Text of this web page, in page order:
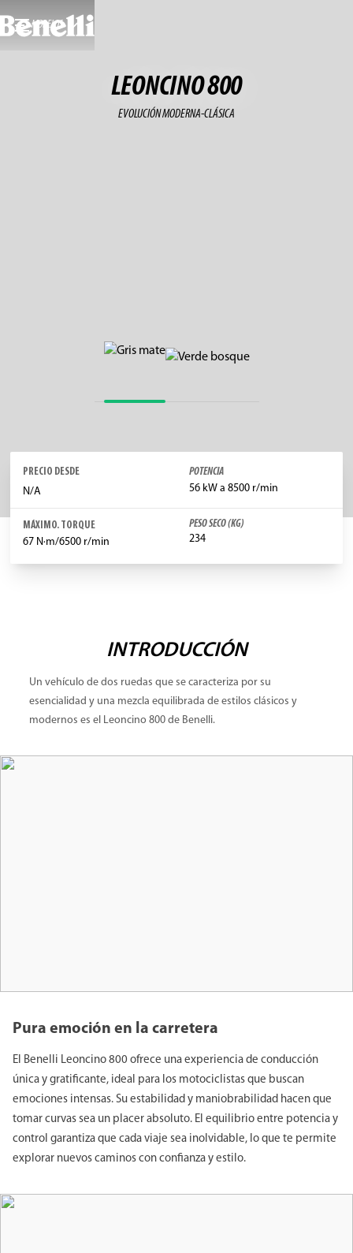
MODELOS
LEONCINO 800
EVOLUCIÓN MODERNA-CLÁSICA
PRECIO DESDE
N/A
POTENCIA
56 kW a 8500 r/min
MÁXIMO. TORQUE
67 N·m/6500 r/min
PESO SECO (KG)
234
INTRODUCCIÓN
Un vehículo de dos ruedas que se caracteriza por su
esencialidad y una mezcla equilibrada de estilos clásicos y
modernos es el Leoncino 800 de Benelli.
Pura emoción en la carretera
El Benelli Leoncino 800 ofrece una experiencia de conducción
única y gratificante, ideal para los motociclistas que buscan
emociones intensas. Su estabilidad y maniobrabilidad hacen que
tomar curvas sea un placer absoluto. El equilibrio entre potencia y
control garantiza que cada viaje sea inolvidable, lo que te permite
explorar nuevos caminos con confianza y estilo.